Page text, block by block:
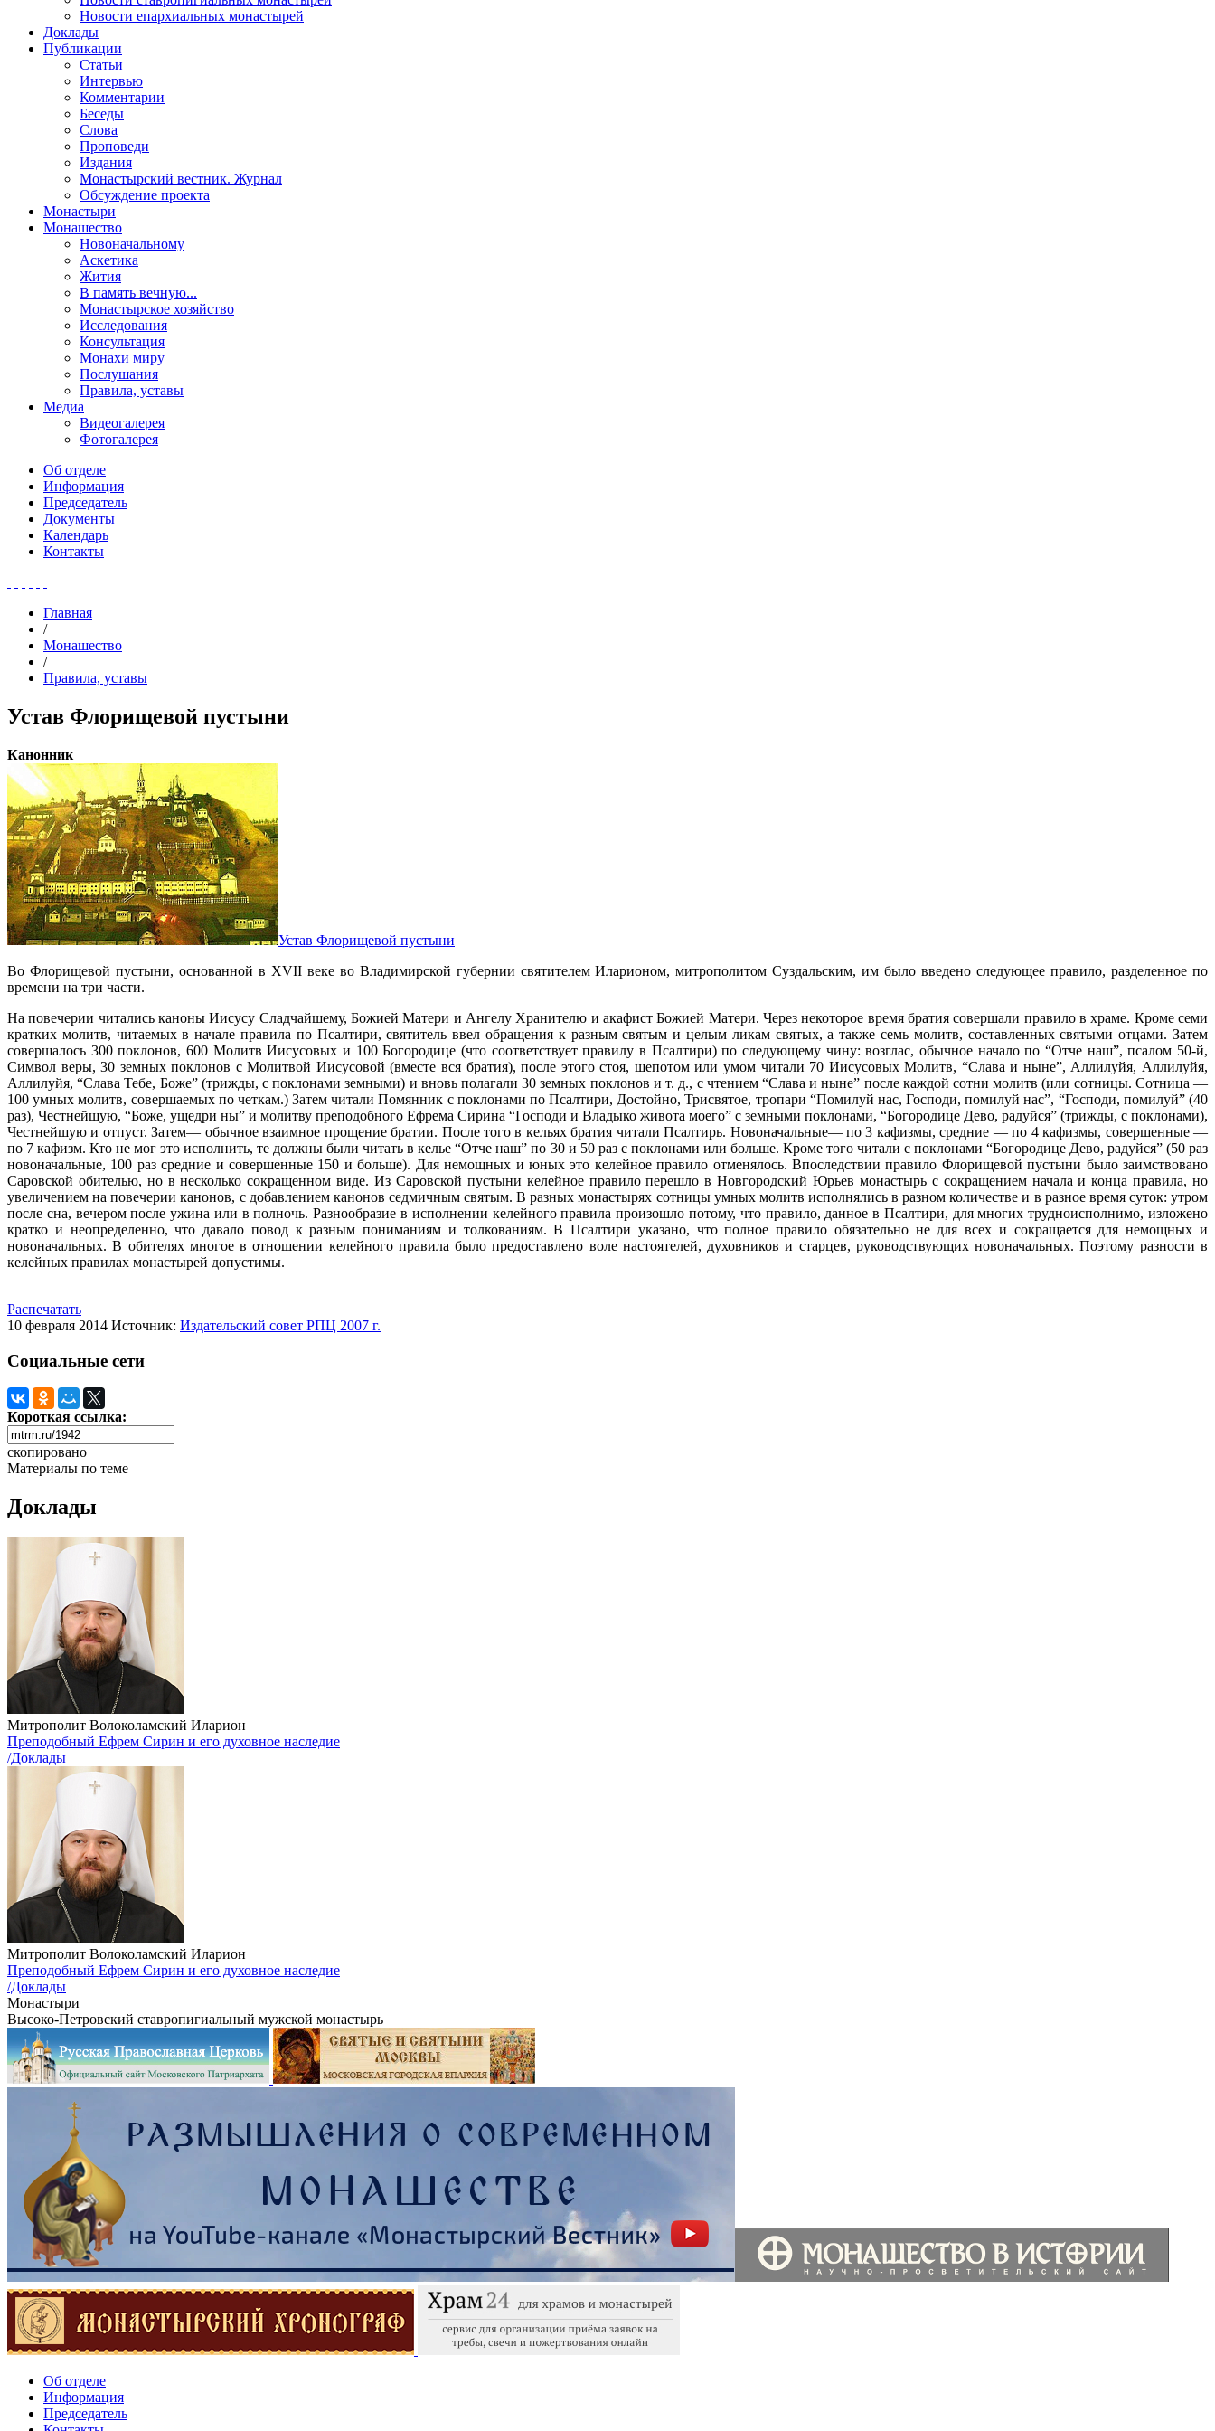
Новости епархиальных монастырей
Доклады
Публикации
Статьи
Интервью
Комментарии
Беседы
Слова
Проповеди
Издания
Монастырский вестник. Журнал
Обсуждение проекта
Монастыри
Монашество
Новоначальному
Аскетика
Жития
В память вечную...
Монастырское хозяйство
Исследования
Консультация
Монахи миру
Послушания
Правила, уставы
Медиа
Видеогалерея
Фотогалерея
Об отделе
Информация
Председатель
Документы
Календарь
Контакты
Главная
/
Монашество
/
Правила, уставы
Устав Флорищевой пустыни
Канонник
Устав Флорищевой пустыни
Во Флорищевой пустыни, основанной в XVII веке во Владимирской губернии святителем Иларионом, митрополитом Суздальским, им было введено следующее правило, разделенное по
времени на три части.
На повечерии читались каноны Иисусу Сладчайшему, Божией Матери и Ангелу Хранителю и акафист Божией Матери. Через некоторое время братия совершали правило в храме. Кроме семи
кратких молитв, читаемых в начале правила по Псалтири, святитель ввел обращения к разным святым и целым ликам святых, а также семь молитв, составленных святыми отцами. Затем
совершалось 300 поклонов, 600 Молитв Иисусовых и 100 Богородице (что соответствует правилу в Псалтири) по следующему чину: возглас, обычное начало по “Отче наш”, псалом 50-й,
Символ веры, 30 земных поклонов с Молитвой Иисусовой (вместе вся братия), после этого стоя, шепотом или умом читали 70 Иисусовых Молитв, “Слава и ныне”, Аллилуйя, Аллилуйя,
Аллилуйя, “Слава Тебе, Боже” (трижды, с поклонами земными) и вновь полагали 30 земных поклонов и т. д., с чтением “Слава и ныне” после каждой сотни молитв (или сотницы. Сотница —
100 умных молитв, совершаемых по четкам.) Затем читали Помянник с поклонами по Псалтири, Достойно, Трисвятое, тропари “Помилуй нас, Господи, помилуй нас”, “Господи, помилуй” (40
раз), Честнейшую, “Боже, ущедри ны” и молитву преподобного Ефрема Сирина “Господи и Владыко живота моего” с земными поклонами, “Богородице Дево, радуйся” (трижды, с поклонами),
Честнейшую и отпуст. Затем— обычное взаимное прощение братии. После того в кельях братия читали Псалтирь. Новоначальные— по 3 кафизмы, средние — по 4 кафизмы, совершенные —
по 7 кафизм. Кто не мог это исполнить, те должны были читать в келье “Отче наш” по 30 и 50 раз с поклонами или больше. Кроме того читали с поклонами “Богородице Дево, радуйся” (50 раз
новоначальные, 100 раз средние и совершенные 150 и больше). Для немощных и юных это келейное правило отменялось. Впоследствии правило Флорищевой пустыни было заимствовано
Саровской обителью, но в несколько сокращенном виде. Из Саровской пустыни келейное правило перешло в Новгородский Юрьев монастырь с сокращением начала и конца правила, но
увеличением на повечерии канонов, с добавлением канонов седмичным святым. В разных монастырях сотницы умных молитв исполнялись в разном количестве и в разное время суток: утром
после сна, вечером после ужина или в полночь. Разнообразие в исполнении келейного правила произошло потому, что правило, данное в Псалтири, для многих трудноисполнимо, изложено
кратко и неопределенно, что давало повод к разным пониманиям и толкованиям. В Псалтири указано, что полное правило обязательно не для всех и сокращается для немощных и
новоначальных. В обителях многое в отношении келейного правила было предоставлено воле настоятелей, духовников и старцев, руководствующих новоначальных. Поэтому разности в
келейных правилах монастырей допустимы.
Распечатать
10 февраля 2014 Источник: Издательский совет РПЦ 2007 г.
Социальные сети
Короткая ссылка:
скопировано
Материалы по теме
Доклады
Митрополит Волоколамский Иларион
Преподобный Ефрем Сирин и его духовное наследие
/Доклады
Митрополит Волоколамский Иларион
Преподобный Ефрем Сирин и его духовное наследие
/Доклады
Монастыри
Высоко-Петровский ставропигиальный мужской монастырь
Об отделе
Информация
Председатель